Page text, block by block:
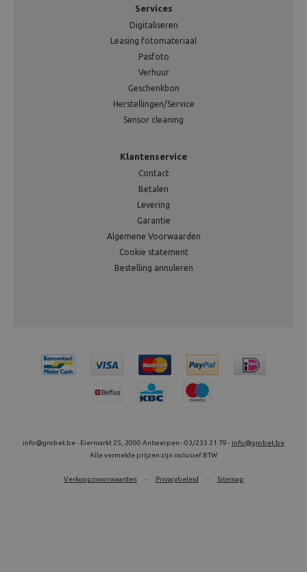
Services
Digitaliseren
Leasing fotomateriaal
Pasfoto
Verhuur
Geschenkbon
Herstellingen/Service
Sensor cleaning
Klantenservice
Contact
Betalen
Levering
Garantie
Algemene Voorwaarden
Cookie statement
Bestelling annuleren
info@grobet.be - Eiermarkt 25, 2000 Antwerpen - 03/233.21.79 - info@grobet.be
Alle vermelde prijzen zijn inclusief BTW
Verkoopsvoorwaarden - Privacybeleid - Sitemap